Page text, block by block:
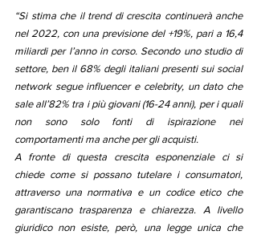
“Si stima che il trend di crescita continuerà anche
nel 2022, con una previsione del +19%, pari a 16,4
miliardi per l’anno in corso. Secondo uno studio di
settore, ben il 68% degli italiani presenti sui social
network segue influencer e celebrity, un dato che
sale all’82% tra i più giovani (16-24 anni), per i quali
non sono solo fonti di ispirazione nei
comportamenti ma anche per gli acquisti.
A fronte di questa crescita esponenziale ci si
chiede come si possano tutelare i consumatori,
attraverso una normativa e un codice etico che
garantiscano trasparenza e chiarezza. A livello
giuridico non esiste, però, una legge unica che